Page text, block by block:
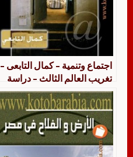
اجتماع وتنمية – كمال التابعى –
تغريب العالم الثالث – دراسة
نقدية فى علم اجتماع التنمية